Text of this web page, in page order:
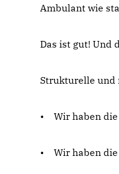
Ambulant wie
Das ist gut! Und
Strukturelle und
• Wir haben die
• Wir haben